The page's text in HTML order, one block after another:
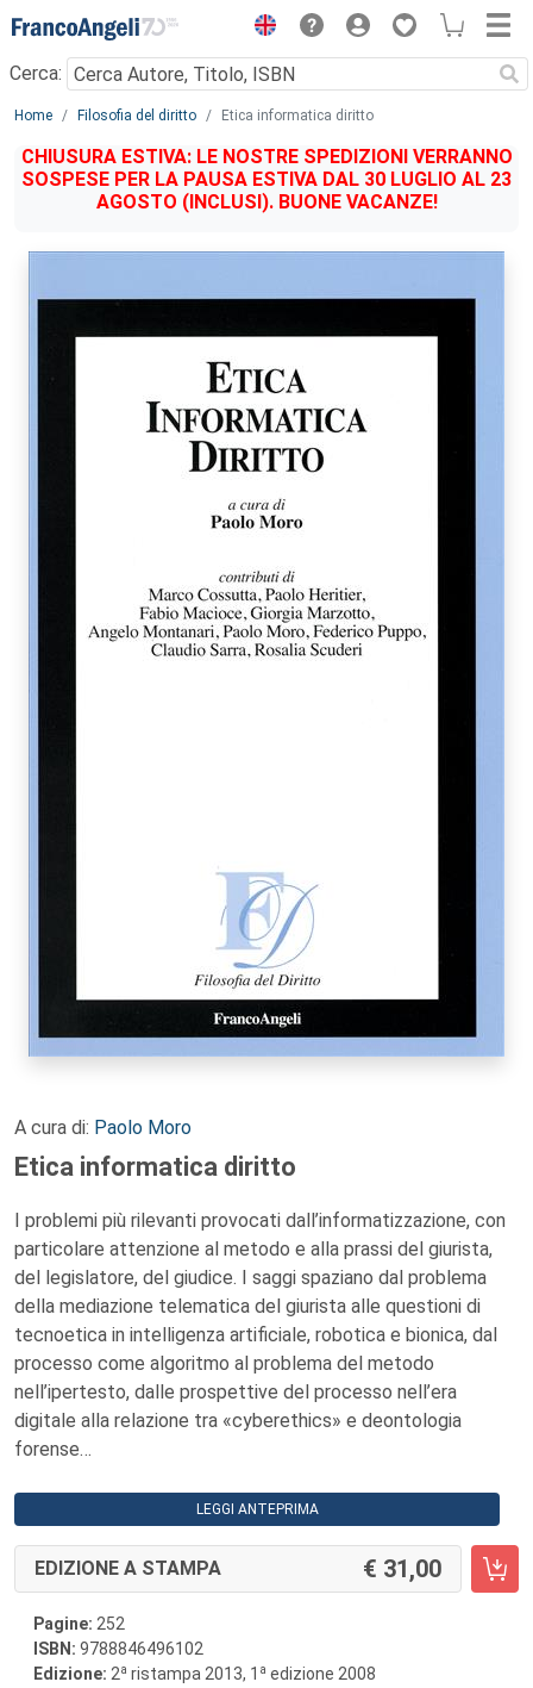
Menu
Cerca:
Main content
Home Filosofia del diritto Etica informatica diritto
CHIUSURA ESTIVA: LE NOSTRE SPEDIZIONI VERRANNO
SOSPESE PER LA PAUSA ESTIVA DAL 30 LUGLIO AL 23
AGOSTO (INCLUSI). BUONE VACANZE!
A cura di: Paolo Moro
Etica informatica diritto
I problemi più rilevanti provocati dall’informatizzazione, con
particolare attenzione al metodo e alla prassi del giurista,
del legislatore, del giudice. I saggi spaziano dal problema
della mediazione telematica del giurista alle questioni di
tecnoetica in intelligenza artificiale, robotica e bionica, dal
processo come algoritmo al problema del metodo
nell’ipertesto, dalle prospettive del processo nell’era
digitale alla relazione tra «cyberethics» e deontologia
forense…
LEGGI ANTEPRIMA
EDIZIONE A STAMPA 31,00
Pagine: 252
ISBN: 9788846496102
Edizione: 2a ristampa 2013, 1 a edizione 2008